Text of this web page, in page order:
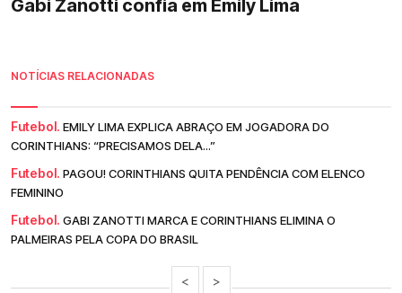
Gabi Zanotti confia em Emily Lima
NOTÍCIAS RELACIONADAS
Futebol. EMILY LIMA EXPLICA ABRAÇO EM JOGADORA DO
CORINTHIANS: “PRECISAMOS DELA...”
Futebol. PAGOU! CORINTHIANS QUITA PENDÊNCIA COM ELENCO
FEMININO
Futebol. GABI ZANOTTI MARCA E CORINTHIANS ELIMINA O
PALMEIRAS PELA COPA DO BRASIL
< >